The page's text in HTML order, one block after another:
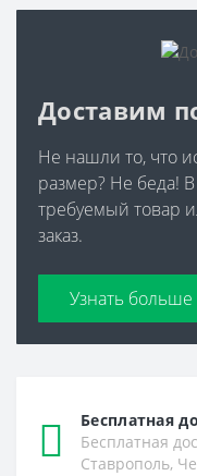
Доставим
Не нашли то, что
размер? Не беда!
требуемый товар
заказ.
Узнать больше
Бесплатная
Бесплатная
Ставрополь,